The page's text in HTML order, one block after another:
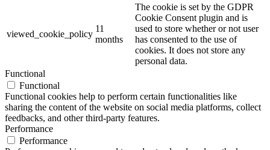
viewed_cookie_policy
11
months
The cookie is set by the GDPR
Cookie Consent plugin and is
used to store whether or not user
has consented to the use of
cookies. It does not store any
personal data.
Functional
Functional
Functional cookies help to perform certain functionalities like
sharing the content of the website on social media platforms, collect
feedbacks, and other third-party features.
Performance
Performance